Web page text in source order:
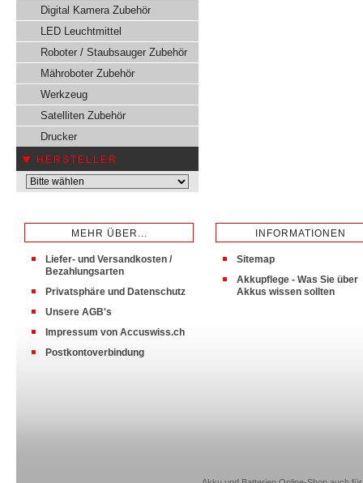
Digital Kamera Zubehör
LED Leuchtmittel
Roboter / Staubsauger Zubehör
Mähroboter Zubehör
Werkzeug
Satelliten Zubehör
Drucker
HERSTELLER
MEHR ÜBER...
Liefer- und Versandkosten /
Bezahlungsarten
Privatsphäre und Datenschutz
Unsere AGB's
Impressum von Accuswiss.ch
Postkontoverbindung
INFORMATIONEN
Sitemap
Akkupflege - Was Sie über
Akkus wissen sollten